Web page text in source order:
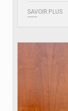
SAVOIR PLUS